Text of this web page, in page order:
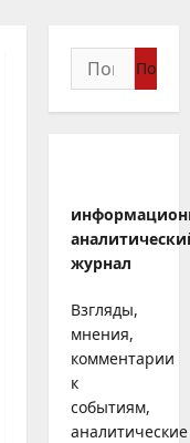
Найти:
журнал
Взгляды,
мнения,
комментарии
к
событиям,
аналитические